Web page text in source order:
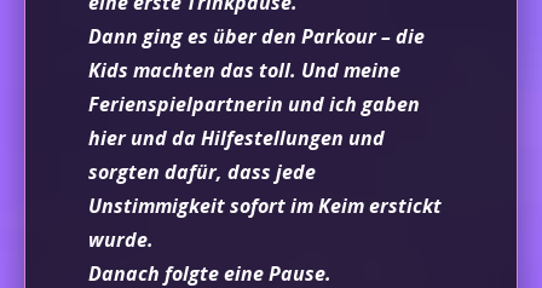
Dann ging es über den Parkour – die
Kids machten das toll. Und meine
Ferienspielpartnerin und ich gaben
hier und da Hilfestellungen und
sorgten dafür, dass jede
Unstimmigkeit sofort im Keim erstickt
wurde.
Danach folgte eine Pause.